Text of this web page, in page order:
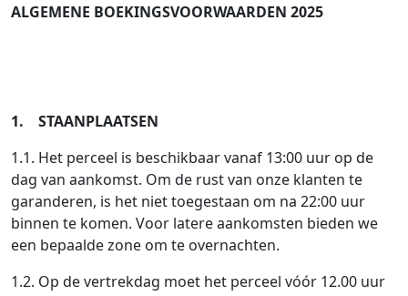
ALGEMENE BOEKINGSVOORWAARDEN 2025
1. STAANPLAATSEN
1.1. Het perceel is beschikbaar vanaf 13:00 uur op de
dag van aankomst. Om de rust van onze klanten te
garanderen, is het niet toegestaan ​​om na 22:00 uur
binnen te komen. Voor latere aankomsten bieden we
een bepaalde zone om te overnachten.
1.2. Op de vertrekdag moet het perceel vóór 12.00 uur